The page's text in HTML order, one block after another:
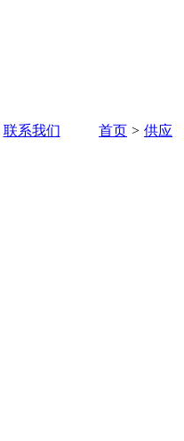
联系我们 首页 > 供应